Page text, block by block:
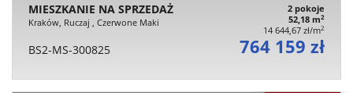
MIESZKANIE NA SPRZEDAŻ
Kraków, Ruczaj , Czerwone Maki
2 pokoje
52,18 m2
14 644,67 zł/m2
BS2-MS-300825 764 159 zł